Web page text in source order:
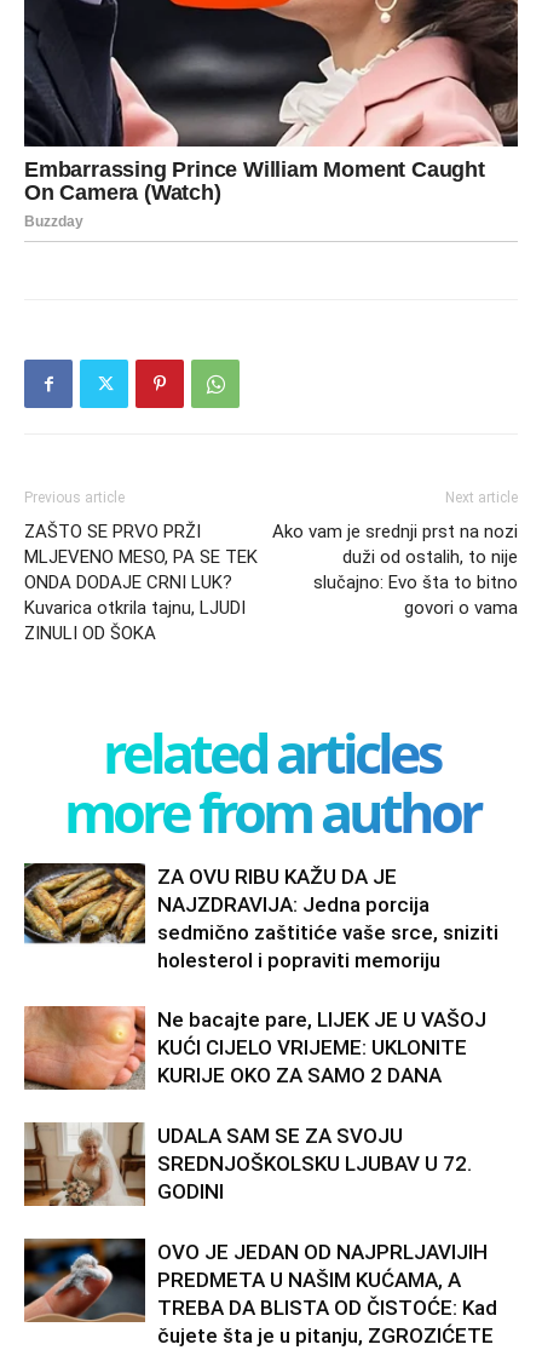
Previous article
ZAŠTO SE PRVO PRŽI
MLJEVENO MESO, PA SE TEK
ONDA DODAJE CRNI LUK?
Kuvarica otkrila tajnu, LJUDI
ZINULI OD ŠOKA
Next article
Ako vam je srednji prst na nozi
duži od ostalih, to nije
slučajno: Evo šta to bitno
govori o vama
related articles
more from author
ZA OVU RIBU KAŽU DA JE
NAJZDRAVIJA: Jedna porcija
sedmično zaštitiće vaše srce, sniziti
holesterol i popraviti memoriju
Ne bacajte pare, LIJEK JE U VAŠOJ
KUĆI CIJELO VRIJEME: UKLONITE
KURIJE OKO ZA SAMO 2 DANA
UDALA SAM SE ZA SVOJU
SREDNJOŠKOLSKU LJUBAV U 72.
GODINI
OVO JE JEDAN OD NAJPRLJAVIJIH
PREDMETA U NAŠIM KUĆAMA, A
TREBA DA BLISTA OD ČISTOĆE: Kad
čujete šta je u pitanju, ZGROZIĆETE